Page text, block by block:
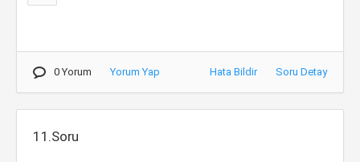
0 Yorum Yorum Yap Hata Bildir Soru Detay
11.Soru